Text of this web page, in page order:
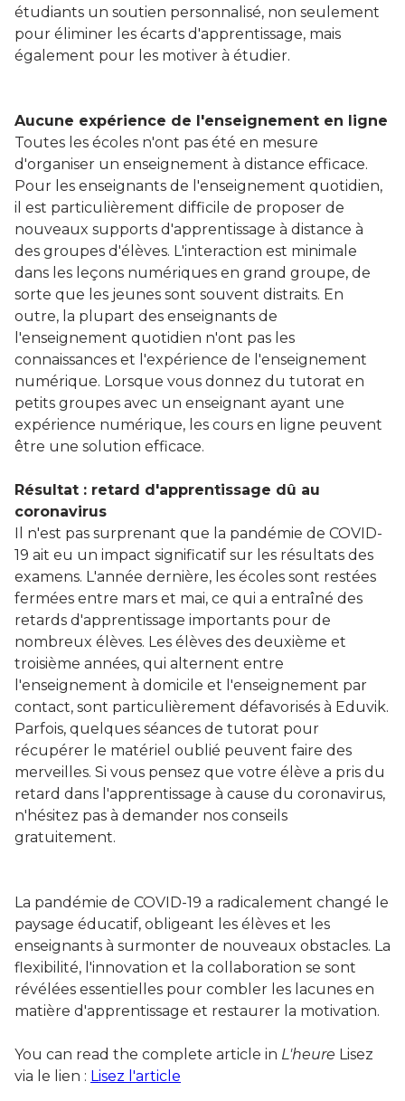
étudiants un soutien personnalisé, non seulement
pour éliminer les écarts d'apprentissage, mais
également pour les motiver à étudier.
Aucune expérience de l'enseignement en ligne
Toutes les écoles n'ont pas été en mesure
d'organiser un enseignement à distance efficace.
Pour les enseignants de l'enseignement quotidien,
il est particulièrement difficile de proposer de
nouveaux supports d'apprentissage à distance à
des groupes d'élèves. L'interaction est minimale
dans les leçons numériques en grand groupe, de
sorte que les jeunes sont souvent distraits. En
outre, la plupart des enseignants de
l'enseignement quotidien n'ont pas les
connaissances et l'expérience de l'enseignement
numérique. Lorsque vous donnez du tutorat en
petits groupes avec un enseignant ayant une
expérience numérique, les cours en ligne peuvent
être une solution efficace.
Résultat : retard d'apprentissage dû au
coronavirus
Il n'est pas surprenant que la pandémie de COVID-
19 ait eu un impact significatif sur les résultats des
examens. L'année dernière, les écoles sont restées
fermées entre mars et mai, ce qui a entraîné des
retards d'apprentissage importants pour de
nombreux élèves. Les élèves des deuxième et
troisième années, qui alternent entre
l'enseignement à domicile et l'enseignement par
contact, sont particulièrement défavorisés à Eduvik.
Parfois, quelques séances de tutorat pour
récupérer le matériel oublié peuvent faire des
merveilles. Si vous pensez que votre élève a pris du
retard dans l'apprentissage à cause du coronavirus,
n'hésitez pas à demander nos conseils
gratuitement.
La pandémie de COVID-19 a radicalement changé le
paysage éducatif, obligeant les élèves et les
enseignants à surmonter de nouveaux obstacles. La
flexibilité, l'innovation et la collaboration se sont
révélées essentielles pour combler les lacunes en
matière d'apprentissage et restaurer la motivation.
You can read the complete article in L'heure Lisez
via le lien : Lisez l'article